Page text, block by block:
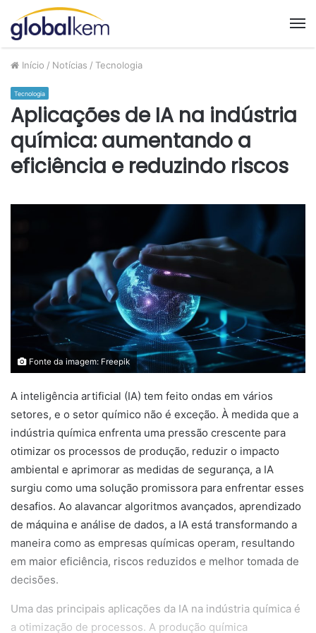
Início / Notícias / Tecnologia
Tecnologia
Aplicações de IA na indústria
química: aumentando a
eficiência e reduzindo riscos
Fonte da imagem: Freepik
A inteligência artificial (IA) tem feito ondas em vários
setores, e o setor químico não é exceção. À medida que a
indústria química enfrenta uma pressão crescente para
otimizar os processos de produção, reduzir o impacto
ambiental e aprimorar as medidas de segurança, a IA
surgiu como uma solução promissora para enfrentar esses
desafios. Ao alavancar algoritmos avançados, aprendizado
de máquina e análise de dados, a IA está transformando a
maneira como as empresas químicas operam, resultando
em maior eficiência, riscos reduzidos e melhor tomada de
decisões.
Uma das principais aplicações da IA ​​na indústria química é
a otimização de processos. A produção química